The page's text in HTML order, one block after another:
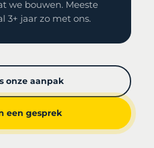
we bouwen. Meeste
3+ jaar zo met ons.
onze aanpak
een gesprek